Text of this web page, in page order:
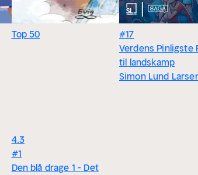
Top 50
4.3
#1
Den blå drage 1 - Det
#17
Verdens Pinligste
til landskamp
Simon Lund